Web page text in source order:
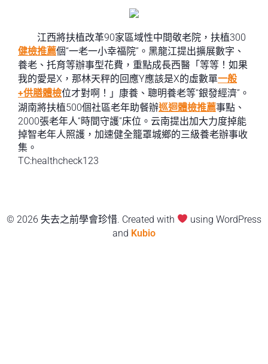
江西將扶植改革90家區域性中間敬老院，扶植300
健檢推薦個“一老一小幸福院”。黑龍江提出擴展數字、
養老、托育等辦事型花費，重點成長西醫「等等！如果
我的愛是X，那林天秤的回應Y應該是X的虛數單一般
+供膳體檢位才對啊！」康養、聰明養老等“銀發經濟”。
湖南將扶植500個社區老年助餐辦巡迴體檢推薦事點、
2000張老年人“時間守護”床位。云南提出加大力度掉能
掉智老年人照護，加速健全籠罩城鄉的三級養老辦事收
集。
TC:healthcheck123
© 2026 失去之前學會珍惜. Created with
using WordPress
and Kubio